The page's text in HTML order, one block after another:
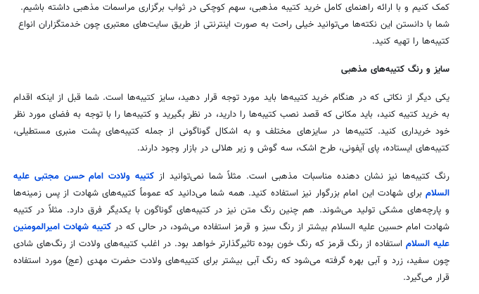
کمک کنیم و با ارائه راهنمای کامل خرید کتیبه مذهبی، سهم کوچکی در ثواب برگزاری مراسمات مذهبی داشته باشیم.
شما با دانستن این نکته‌ها می‌توانید خیلی راحت به صورت اینترنتی از طریق سایت‌های معتبری چون خدمتگزاران انواع
کتیبه‌ها را تهیه کنید.
سایز و رنگ کتیبه‌های مذهبی
یکی دیگر از نکاتی که در هنگام خرید کتیبه‌ها باید مورد توجه قرار دهید، سایز کتیبه‌ها است. شما قبل از اینکه اقدام
به خرید کتیبه کنید، باید مکانی که قصد نصب کتیبه‌ها را دارید، در نظر بگیرید و کتیبه‌ها را با توجه به فضای مورد نظر
خود خریداری کنید. کتیبه‌ها در سایزهای مختلف و به اشکال گوناگونی از جمله کتیبه‌های پشت منبری مستطیلی،
کتیبه‌های ایستاده، پای آیفونی، طرح اشک، سه گوش و زیر هلالی در بازار وجود دارند.
رنگ کتیبه‌ها نیز نشان دهنده مناسبات مذهبی است. مثلاً شما نمی‌توانید از کتیبه ولادت امام حسن مجتبی علیه
السلام برای شهادت این امام بزرگوار نیز استفاده کنید. همه شما می‌دانید که عموماً کتیبه‌های شهادت از پس زمینه‌ها
و پارچه‌های مشکی تولید می‌شوند. هم چنین رنگ متن نیز در کتیبه‌های گوناگون با یکدیگر فرق دارد. مثلاً در کتیبه
شهادت امام حسین علیه السلام بیشتر از رنگ سبز و قرمز استفاده می‌شود، در حالی که درکتیبه شهادت امیرالمومنین
علیه السلام استفاده از رنگ قرمز که رنگ خون بوده تاثیرگذارتر خواهد بود. در اغلب کتیبه‌های ولادت از رنگ‌های شادی
چون سفید، زرد و آبی بهره گرفته می‌شود که رنگ آبی بیشتر برای کتیبه‌های ولادت حضرت مهدی (عج) مورد استفاده
قرار می‌گیرد.